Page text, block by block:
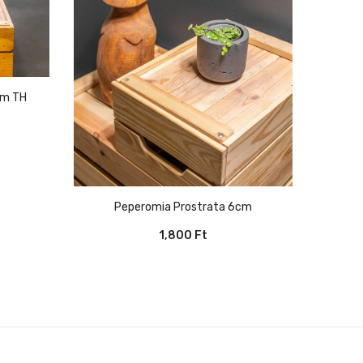
TH
Peperomia Prostrata 6cm
1,800 Ft